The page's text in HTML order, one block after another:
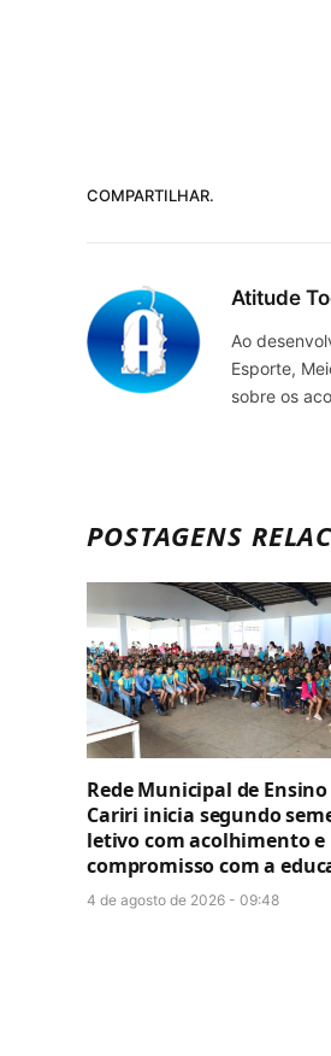
COMPARTILHAR.
Atitude
Ao
Esporte,
sobre os
POSTAGENS
Rede Municipal de Ensino
Cariri inicia segundo
letivo com acolhimento e
compromisso com a
4 de agosto de 2026 - 09:48